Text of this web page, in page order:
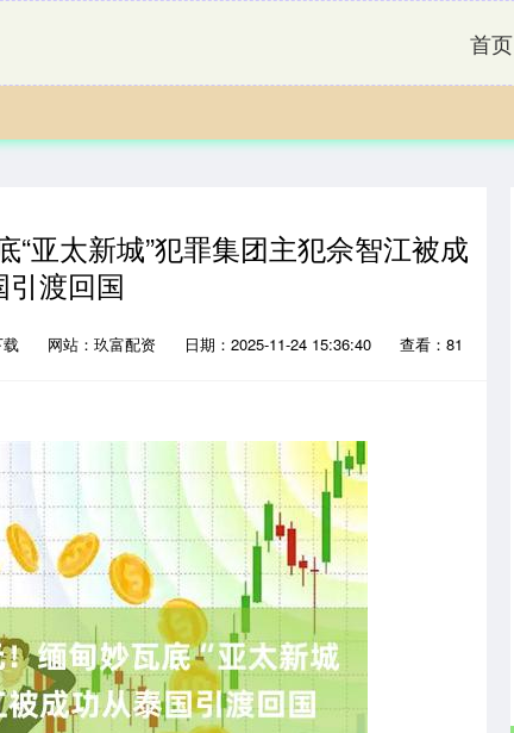
首页
亚太新城”犯罪集团主犯佘智江被成
渡回国
网站：玖富配资 日期：2025-11-24 15:36:40 查看：81